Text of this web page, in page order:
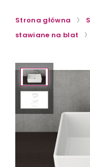
Strona główna
stawiane na blat